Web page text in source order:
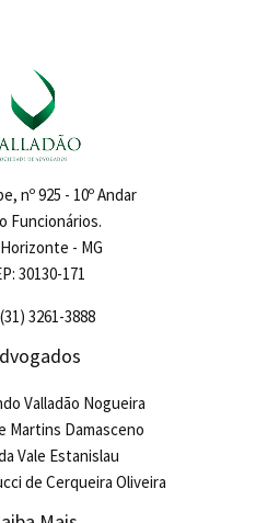
nº 925 - 10º Andar
Funcionários.
- MG
30130-171
3261-3888
Valladão Nogueira
Martins Damasceno
Vale Estanislau
de Cerqueira Oliveira